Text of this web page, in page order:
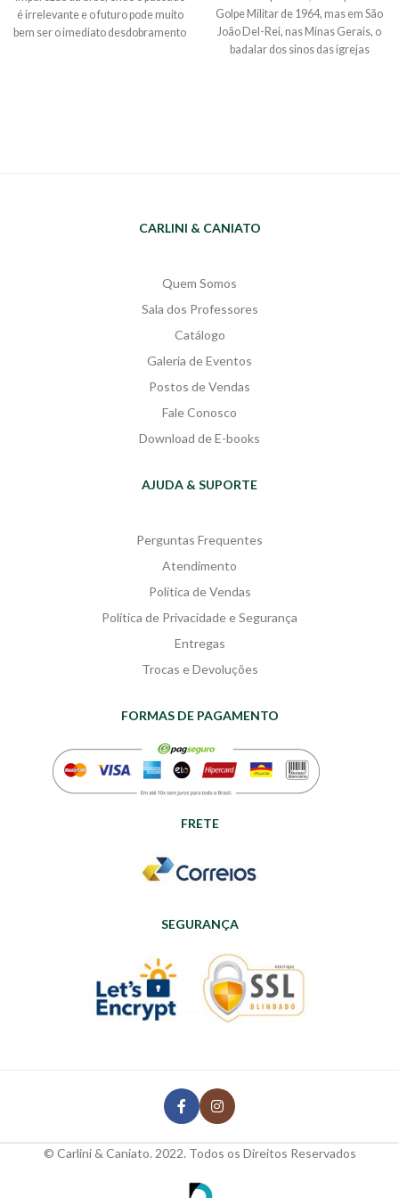
é irrelevante e o futuro pode muito
bem ser o imediato desdobramento
Golpe Militar de 1964, mas em São
João Del-Rei, nas Minas Gerais, o
badalar dos sinos das igrejas
mortes, suspense e mistérios
em um cenário colonial que se
desfecho ilógico dos fantasmas de
uma antiga Ordem de Cavalaria
CARLINI & CANIATO
Quem Somos
Sala dos Professores
Catálogo
Galeria de Eventos
Postos de Vendas
Fale Conosco
Download de E-books
AJUDA & SUPORTE
Perguntas Frequentes
Atendimento
Política de Vendas
Política de Privacidade e Segurança
Entregas
Trocas e Devoluções
FORMAS DE PAGAMENTO
FRETE
SEGURANÇA
© Carlini & Caniato. 2022. Todos os Direitos Reservados